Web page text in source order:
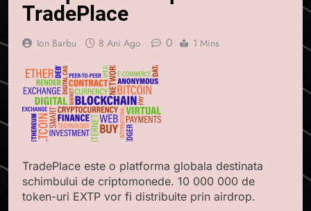
TradePlace
Ion Barbu 8 Ani Ago 0 1 Mins
TradePlace este o platforma globala destinata
schimbului de criptomonede. 10 000 000 de
token-uri EXTP vor fi distribuite prin airdrop.